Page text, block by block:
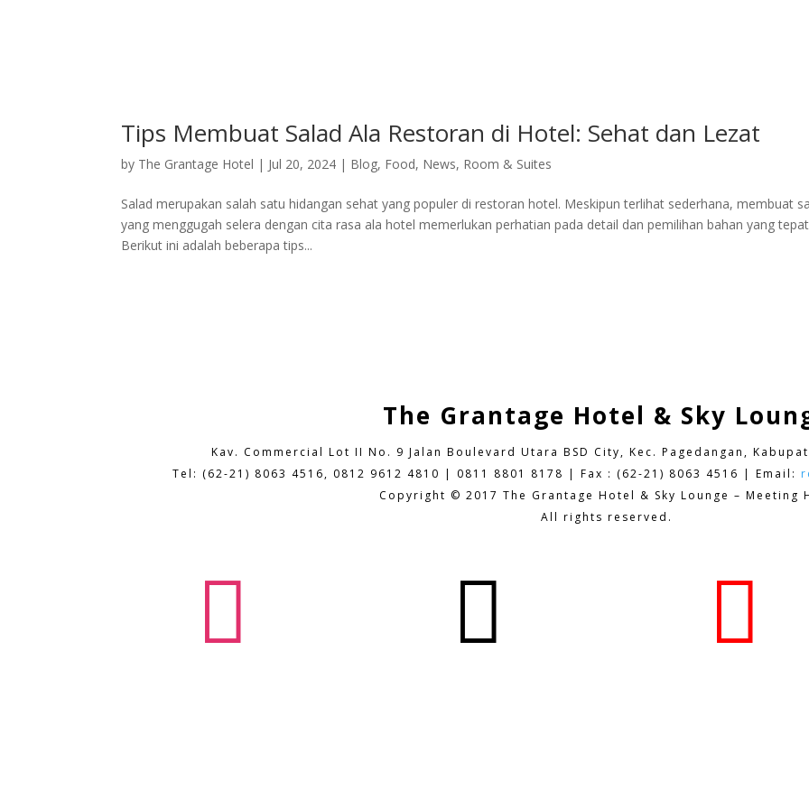
Tips Membuat Salad Ala Restoran di Hotel: Sehat dan Lezat
by The Grantage Hotel | Jul 20, 2024 | Blog, Food, News, Room & Suites
Salad merupakan salah satu hidangan sehat yang populer di restoran hotel. Meskipun terlihat sederhana, membuat
yang menggugah selera dengan cita rasa ala hotel memerlukan perhatian pada detail dan pemilihan bahan yang
Berikut ini adalah beberapa tips...
The Grantage Hotel & Sky
Kav. Commercial Lot II No. 9 Jalan Boulevard Utara BSD City, Kec. Pagedangan,
Tel: (62-21) 8063 4516, 0812 9612 4810 | 0811 8801 8178 | Fax : (62-21) 8063 4516 | Email:
Copyright © 2017 The Grantage Hotel & Sky Lounge – Meeting
All rights reserved.
  